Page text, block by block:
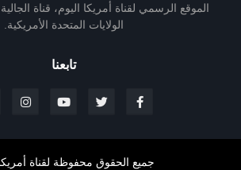
الموقع الرسمي لقناة أمريكا اليوم، قناة
الولايات المتحدة الأمريكية.
تابعنا
جميع الحقوق محفوظة لقناة